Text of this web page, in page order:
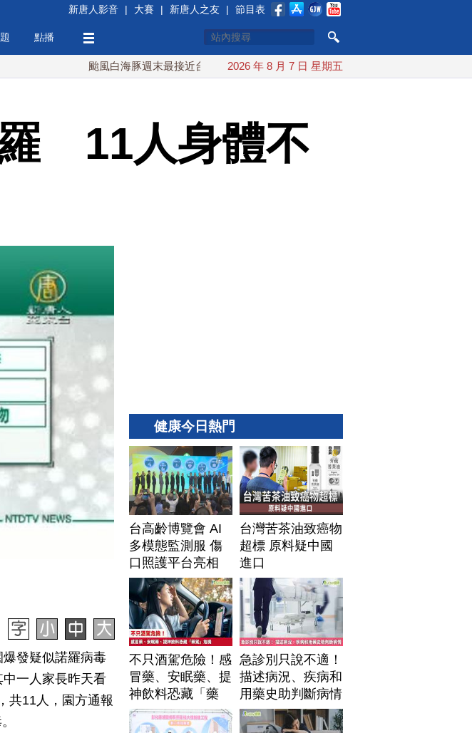
新唐人影音 | 大賽 | 新唐人之友 | 節目表
點播
颱風白海豚週末最接近台灣 最快9日可能登陸中國 台灣漢光首結合城鎮演習 AIT連
2026 年 8 月 7 日 星期五
11人身體不
爆發疑似諾羅病毒
一人家長昨天看
共11人，園方通報
健康今日熱門
台高齡博覽會 AI
多模態監測服 傷
口照護平台亮相
台灣苦茶油致癌物
超標 原料疑中國
進口
不只酒駕危險！感
冒藥、安眠藥、提
神飲料恐藏「藥
駕」危機
急診別只說不適！
描述病況、疾病和
用藥史助判斷病情